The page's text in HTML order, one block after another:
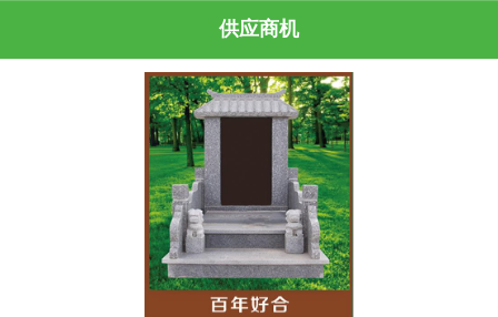
供应商机